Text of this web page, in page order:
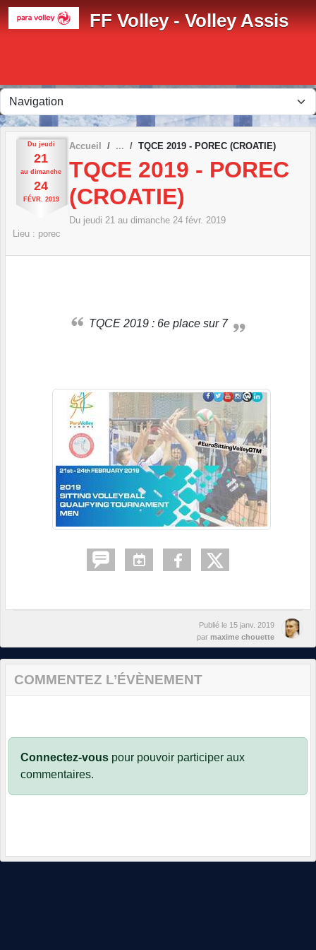
FF Volley - Volley Assis
Du jeudi
21
au dimanche
24
FÉVR. 2019
Accueil TQCE 2019 - POREC (CROATIE)
TQCE 2019 - POREC
(CROATIE)
Du jeudi 21 au dimanche 24 févr. 2019
Lieu : porec
TQCE 2019 : 6e place sur 7
Publié le 15 janv. 2019
par maxime chouette
COMMENTEZ L’ÉVÈNEMENT
Connectez-vous pour pouvoir participer aux
commentaires.
Panneau de gestion des cookies